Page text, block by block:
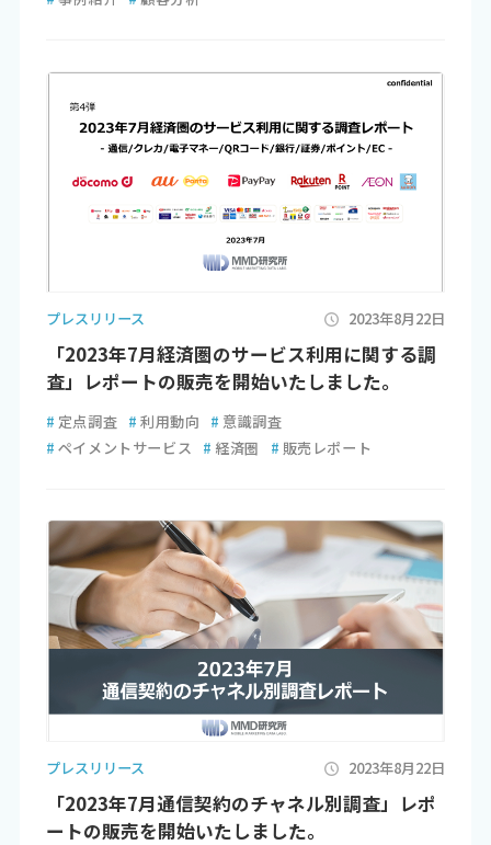
プレスリリース 2023年8月22日
「2023年7月経済圏のサービス利用に関する調
査」レポートの販売を開始いたしました。
# 定点調査 # 利用動向 # 意識調査
# ペイメントサービス # 経済圏 # 販売レポート
プレスリリース 2023年8月22日
「2023年7月通信契約のチャネル別調査」レポ
ートの販売を開始いたしました。